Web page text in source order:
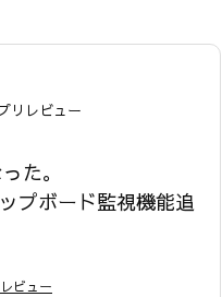
リレビュー
た。
プボード監視機能追
ビュー